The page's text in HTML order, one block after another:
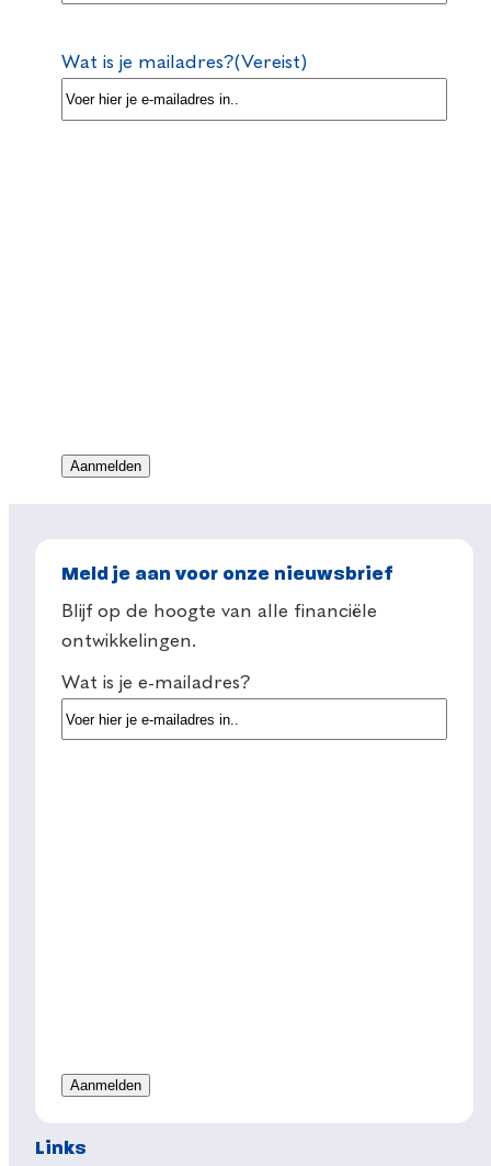
Wat is je mailadres?(Vereist)
Meld je aan voor onze nieuwsbrief
Blijf op de hoogte van alle financiële
ontwikkelingen.
Wat is je e-mailadres?
Links